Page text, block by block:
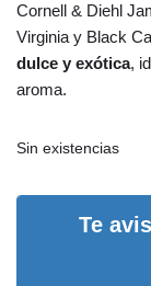
Cornell & Diehl
Virginia y Black
dulce y exótica,
aroma.
Sin existencias
Te